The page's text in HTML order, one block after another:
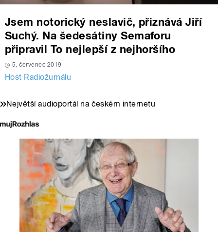
Jsem notorický neslavič, přiznává Jiří
Suchý. Na šedesátiny Semaforu
připravil To nejlepší z nejhoršího
5. červenec 2019
Host Radiožurnálu
Největší audioportál na českém internetu